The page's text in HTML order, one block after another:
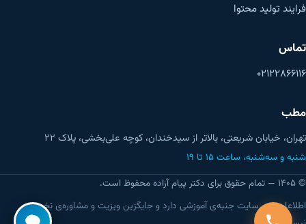
فرایند تولید محتوا
تماس
۰۲۱۲۲۸۶۶۱۱۶
مطب
تهران، خیابان شریعتی، بالاتر از سیدخندان، کوچه علی‌بخشی، پلاک ۲۲
شنبه و سه‌شنبه، ساعت ۱۵ تا ۱۹
© ۱۴۰۵ — تمام حقوق برای دکتر پیام آزاده محفوظ است.
اطلاعات این سایت جنبه‌ی آموزشی دارد و جایگزین ویزیت و مشاوره‌ی تخصصی